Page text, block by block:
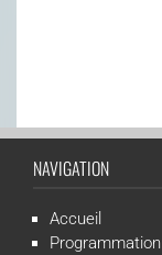
NAVIGATION
Accueil
Programmation